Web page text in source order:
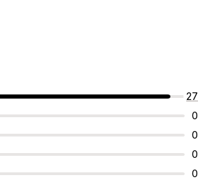
27
0
0
0
0